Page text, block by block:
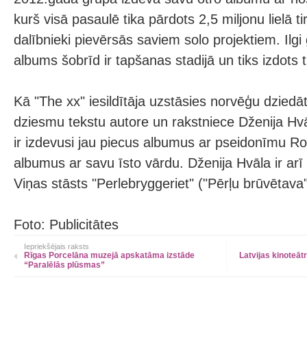
kurš visā pasaulē tika pārdots 2,5 miljonu lielā
dalībnieki pievērsās saviem solo projektiem.
albums šobrīd ir tapšanas stadijā un tiks izdots
Kā "The xx" iesildītāja uzstāsies norvēģu
dziesmu tekstu autore un rakstniece Dženija
ir izdevusi jau piecus albumus ar pseidonīmu
albumus ar savu īsto vārdu. Dženija Hvāla ir
Viņas stāsts "Perlebryggeriet" ("Pērļu
Foto: Publicitātes
Iepriekšējais raksts
Rīgas Porcelāna muzejā apskatāma izstāde
“Paralēlās plūsmas”
Latvijas